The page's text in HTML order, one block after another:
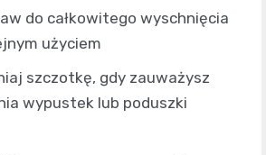
do całkowitego wyschnięcia
użyciem
szczotkę, gdy zauważysz
wypustek lub poduszki